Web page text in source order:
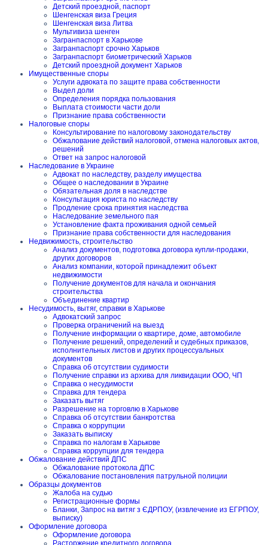
Детский проездной, паспорт
Шенгенская виза Греция
Шенгенская виза Литва
Мультивиза шенген
Загранпаспорт в Харькове
Загранпаспорт срочно Харьков
Загранпаспорт биометрический Харьков
Детский проездной документ Харьков
Имущественные споры
Услуги адвоката по защите права собственности
Выдел доли
Определения порядка пользования
Выплата стоимости части доли
Признание права собственности
Налоговые споры
Консультирование по налоговому законодательству
Обжалование действий налоговой, отмена налоговых актов,
решений
Ответ на запрос налоговой
Наследование в Украине
Адвокат по наследству, разделу имущества
Общее о наследовании в Украине
Обязательная доля в наследстве
Консультация юриста по наследству
Продление срока принятия наследства
Наследование земельного пая
Установление факта проживания одной семьей
Признание права собственности для наследования
Недвижимость, строительство
Анализ документов, подготовка договора купли-продажи,
других договоров
Анализ компании, которой принадлежит объект
недвижимости
Получение документов для начала и окончания
строительства
Объединение квартир
Несудимость, вытяг, справки в Харькове
Адвокатский запрос
Проверка ограничений на выезд
Получение информации о квартире, доме, автомобиле
Получение решений, определений и судебных приказов,
исполнительных листов и других процессуальных
документов
Справка об отсутствии судимости
Получение справки из архива для ликвидации ООО, ЧП
Справка о несудимости
Справка для тендера
Заказать вытяг
Разрешение на торговлю в Харькове
Справка об отсутствии банкротства
Справка о коррупции
Заказать выписку
Справка по налогам в Харькове
Справка коррупции для тендера
Обжалование действий ДПС
Обжалование протокола ДПС
Обжалование постановления патрульной полиции
Образцы документов
Жалоба на судью
Регистрационные формы
Бланки, Запрос на витяг з ЄДРПОУ, (извлечение из ЕГРПОУ,
выписку)
Оформление договора
Оформление договора
Расторжение кредитного договора